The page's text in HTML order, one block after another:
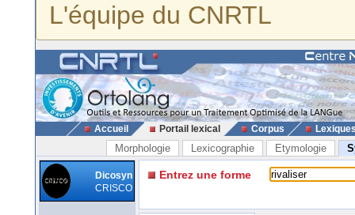
L'équipe du CNRTL
Accueil Portail lexical Corpus
Morphologie Lexicographie Etymologie
Dicosyn
CRISCO
Entrez une forme